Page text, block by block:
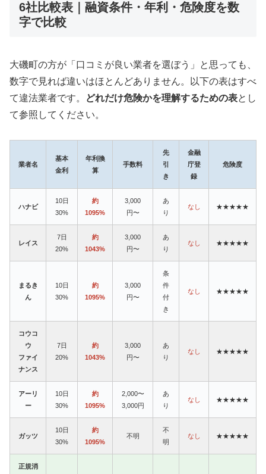
6社比較表｜融資条件・年利・危険度を数
字で比較
大磯町の方が「口コミが良い業者を選ぼう」と思っても、
数字で見れば違いはほとんどありません。以下の表はすべ
て違法業者です。
どれだけ危険かを理解するための表とし
て参照してください。
業者名
基本
金利
年利換
算
手数料
先
引
き
金融
庁登
録
危険度
ハナビ
10日
30%
約
1095%
3,000
円〜
あ
り
なし ★★★★★
レイス
7日
20%
約
1043%
3,000
円〜
あ
り
なし ★★★★★
まるき
ん
10日
30%
約
1095%
3,000
円〜
条
件
付
き
なし ★★★★★
コウコ
ウ
ファイ
ナンス
7日
20%
約
1043%
3,000
円〜
あ
り
なし ★★★★★
アーリ
ー
10日
30%
約
1095%
2,000〜
3,000円
あ
り
なし ★★★★★
ガッツ
10日
30%
約
1095%
不明
不
明
なし ★★★★★
正規消